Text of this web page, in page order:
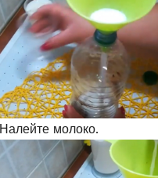
Налейте молоко.